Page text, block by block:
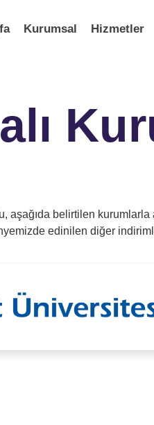
Kurumsal Hizmetler
aşağıda belirtilen
edinilen diğer